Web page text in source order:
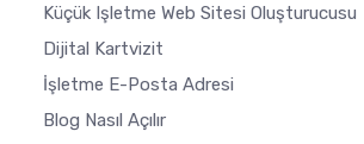
Küçük Işletme Web Sitesi Oluşturucusu
Dijital Kartvizit
İşletme E-Posta Adresi
Blog Nasıl Açılır